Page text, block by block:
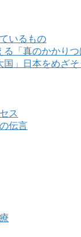
いるもの
る「真のかかり
国」日本をめざそ
ス
伝言